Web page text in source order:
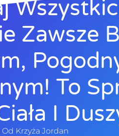
Zawsze
To
I
Od Krzyża Jordan